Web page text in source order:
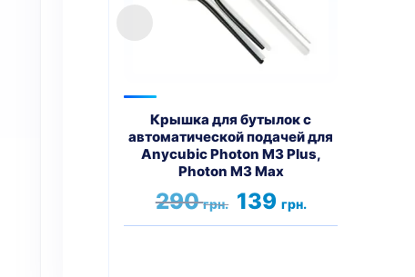
Крышка для бутылок с
автоматической подачей для
Anycubic Photon M3 Plus,
Photon M3 Max
290грн. Первоначальная
цена
составляла
139 грн.
цена:
139 грн..